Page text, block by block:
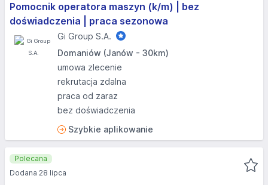
Pomocnik operatora maszyn (k/m) | bez
doświadczenia | praca sezonowa
Gi Group S.A.
Domaniów (Janów - 30km)
umowa zlecenie
rekrutacja zdalna
praca od zaraz
bez doświadczenia
Szybkie aplikowanie
Polecana
Dodana 28 lipca